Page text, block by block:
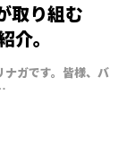
取り組む
。
ナガです。皆様、バ